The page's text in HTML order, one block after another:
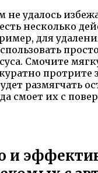
не удалось
несколько
для
Смочите
протрите
размягчать
смоет их с
и